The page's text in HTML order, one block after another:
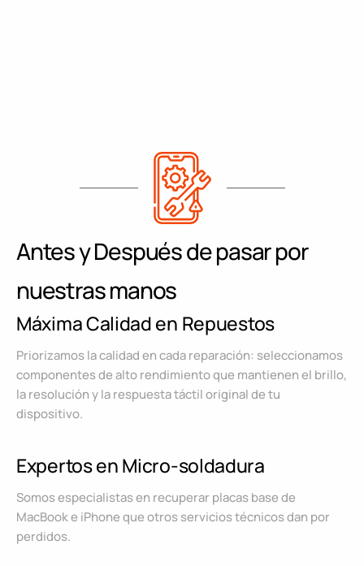
Antes y Después de pasar por
nuestras manos
Máxima Calidad en Repuestos
Priorizamos la calidad en cada reparación: seleccionamos
componentes de alto rendimiento que mantienen el brillo,
la resolución y la respuesta táctil original de tu
dispositivo.
Expertos en Micro-soldadura
Somos especialistas en recuperar placas base de
MacBook e iPhone que otros servicios técnicos dan por
perdidos.